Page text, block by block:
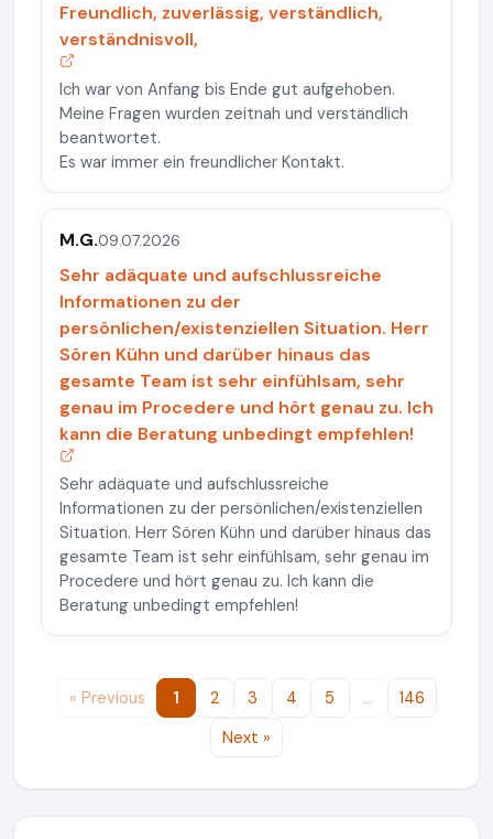
Freundlich, zuverlässig, verständlich,
verständnisvoll,
Ich war von Anfang bis Ende gut aufgehoben.
Meine Fragen wurden zeitnah und verständlich
beantwortet.
Es war immer ein freundlicher Kontakt.
M.G.09.07.2026
Sehr adäquate und aufschlussreiche
Informationen zu der
persönlichen/existenziellen Situation. Herr
Sören Kühn und darüber hinaus das
gesamte Team ist sehr einfühlsam, sehr
genau im Procedere und hört genau zu. Ich
kann die Beratung unbedingt empfehlen!
Sehr adäquate und aufschlussreiche
Informationen zu der persönlichen/existenziellen
Situation. Herr Sören Kühn und darüber hinaus das
gesamte Team ist sehr einfühlsam, sehr genau im
Procedere und hört genau zu. Ich kann die
Beratung unbedingt empfehlen!
« Previous 1 2 3 4 5 …
146
Next »